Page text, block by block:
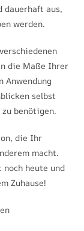
dauerhaft aus,
werden.
die Maße Ihrer
Anwendung
selbst
benötigen.
die Ihr
macht.
noch heute und
Zuhause!